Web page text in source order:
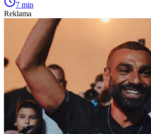
7 min
Reklama